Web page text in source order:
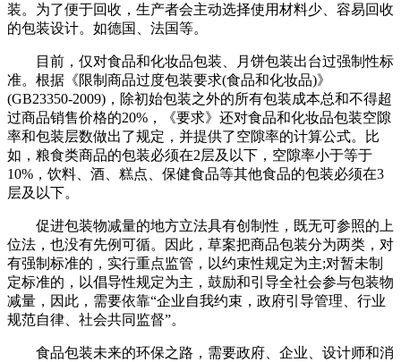
装。为了便于回收，生产者会主动选择使用材料少、容易回收
的包装设计。如德国、法国等。
目前，仅对食品和化妆品包装、月饼包装出台过强制性标
准。根据《限制商品过度包装要求(食品和化妆品)》
(GB23350-2009)，除初始包装之外的所有包装成本总和不得超
过商品销售价格的20%，《要求》还对食品和化妆品包装空隙
率和包装层数做出了规定，并提供了空隙率的计算公式。比
如，粮食类商品的包装必须在2层及以下，空隙率小于等于
10%，饮料、酒、糕点、保健食品等其他食品的包装必须在3
层及以下。
促进包装物减量的地方立法具有创制性，既无可参照的上
位法，也没有先例可循。因此，草案把商品包装分为两类，对
有强制标准的，实行重点监管，以约束性规定为主;对暂未制
定标准的，以倡导性规定为主，鼓励和引导全社会参与包装物
减量，因此，需要依靠“企业自我约束，政府引导管理、行业
规范自律、社会共同监督”。
食品包装未来的环保之路，需要政府、企业、设计师和消